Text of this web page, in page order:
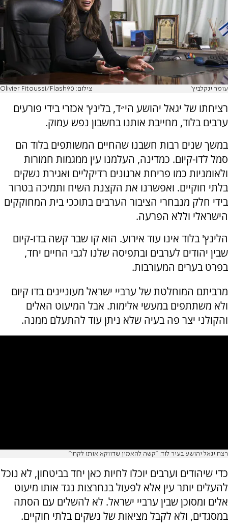
עומר ינקלביץ' צילום: Olivier Fitoussi/Flash90
רציחתו של יגאל יהושע הי״ד, בלינץ' אכזרי בידי פורעים
ערבים בלוד, מחייבת אותנו בחשבון נפש עמוק.
במשך שנים רבות חשבנו שהחיים המשותפים בלוד הם
סמל לדו-קיום. כמדינה, העלמנו עין ממגמות חמורות
ולאומניות כמו פריחת ארגונים רדיקליים ואגירת נשקים
בלתי חוקיים. ואפשרנו את הקצנת השיח ותמיכה בטרור
בידי חלק מנבחרי הציבור הערבים בתוככי בית המחוקקים
הישראלי וללא הפרעה.
הלינץ' בלוד אינו עוד אירוע. הוא קו שבר קשה בדו-קיום
שבין יהודים לערבים ובתפיסה שלנו לגבי החיים יחד,
בפרט בערים המעורבות.
מרביתם המוחלטת של ערביי ישראל מעוניינים בדו קיום
ולא משתתפים במעשי אלימות. אבל המיעוט האלים
והקולני יצר פה בעיה שלא ניתן עוד להתעלם ממנה.
רצח יגאל יהושע בעיר לוד: "קשה להאמין שדווקא אותו לקחו"
כדי שיהודים וערבים יוכלו לחיות כאן יחד בביטחון, לא נוכל
להעלים יותר עין אלא לפעול בנחרצות נגד אותו מיעוט
אלים ומסוכן שבין ערביי ישראל. לא להשלים עם הסתה
במסגדים, ולא לקבל מציאות של נשקים בלתי חוקיים.